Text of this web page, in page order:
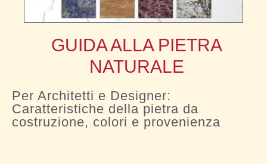
GUIDA ALLA PIETRA
NATURALE
Per Architetti e Designer:
Caratteristiche della pietra da
costruzione, colori e provenienza